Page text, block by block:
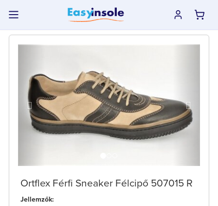
Ortflex Férfi Sneaker Félcipő 507015 R
Jellemzők: